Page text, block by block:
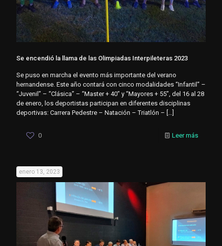
Se encendió la llama de las Olimpiadas Interpileteras 2023
Se puso en marcha el evento más importante del verano
hernandense. Este año contará con cinco modalidades “Infantil” –
“Juvenil” – “Clásica” – “Master + 40” y “Mayores + 55”, del 16 al 28
de enero, los deportistas participan en diferentes disciplinas
deportivas: Carrera Pedestre – Natación – Triatlón –
0 Leer más
enero 13, 2023